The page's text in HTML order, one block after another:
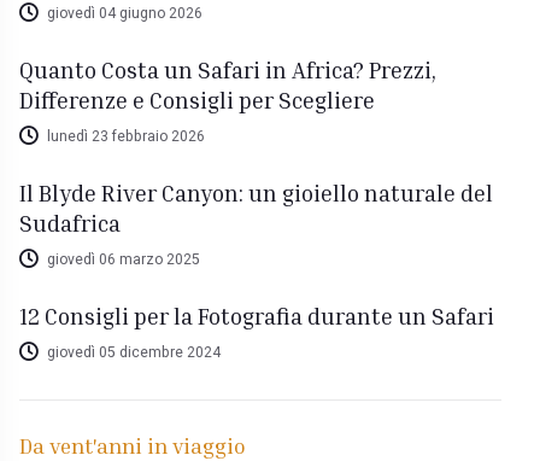
giovedì 04 giugno 2026
Quanto Costa un Safari in Africa? Prezzi,
Differenze e Consigli per Scegliere
lunedì 23 febbraio 2026
Il Blyde River Canyon: un gioiello naturale del
Sudafrica
giovedì 06 marzo 2025
12 Consigli per la Fotografia durante un Safari
giovedì 05 dicembre 2024
Da vent'anni in viaggio